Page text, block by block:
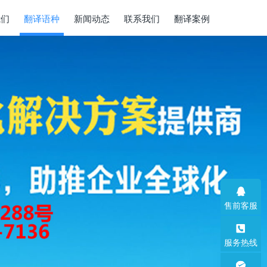
翻译语种 新闻动态 联系我们 翻译案例
售前客服
服务热线